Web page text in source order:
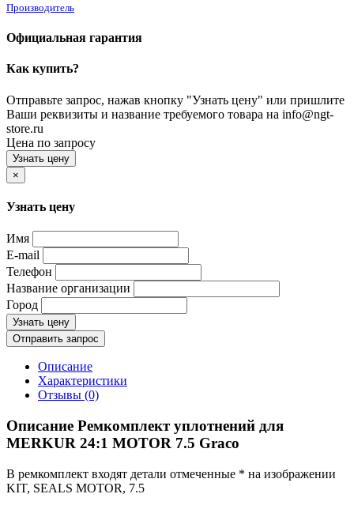
Производитель
Официальная гарантия
Как купить?
Отправьте запрос, нажав кнопку "Узнать цену" или пришлите
Ваши реквизиты и название требуемого товара на info@ngt-
store.ru
Цена по запросу
Узнать цену
×
Узнать цену
Имя
E-mail
Телефон
Название организации
Город
Узнать цену
Отправить запрос
Описание
Характеристики
Отзывы (0)
Описание Ремкомплект уплотнений для
MERKUR 24:1 MOTOR 7.5 Graco
В ремкомплект входят детали отмеченные * на изображении
KIT, SEALS MOTOR, 7.5